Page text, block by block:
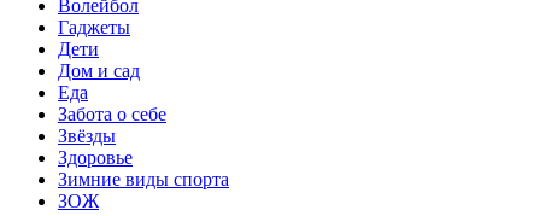
Волейбол
Гаджеты
Дети
Дом и сад
Еда
Забота о себе
Звёзды
Здоровье
Зимние виды спорта
ЗОЖ